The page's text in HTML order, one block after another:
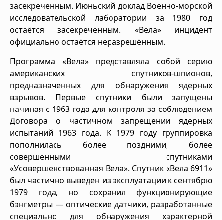
засекреченным. Июньский доклад Военно-морской
исследовательской лаборатории за 1980 год
остаётся засекреченным. «Вела» инцидент
официально остаётся неразрешённым.
Программа «Вела» представляла собой серию
американских спутников-шпионов,
предназначенных для обнаружения ядерных
взрывов. Первые спутники были запущены
начиная с 1963 года для контроля за соблюдением
Договора о частичном запрещении ядерных
испытаний 1963 года. К 1979 году группировка
пополнилась более поздними, более
совершенными спутниками
«Усовершенствованная Вела». Спутник «Вела 6911»
был частично выведен из эксплуатации к сентябрю
1979 года, но сохранил функционирующие
бэнгметры — оптические датчики, разработанные
специально для обнаружения характерной